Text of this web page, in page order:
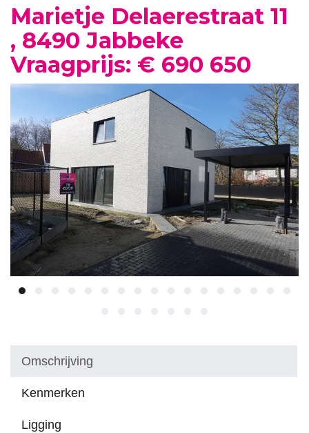
Marietje Delaerestraat 11
, 8490 Jabbeke
Vraagprijs: € 690 650
Omschrijving
Kenmerken
Ligging